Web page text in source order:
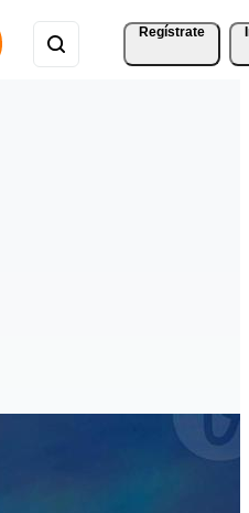
Regístrate